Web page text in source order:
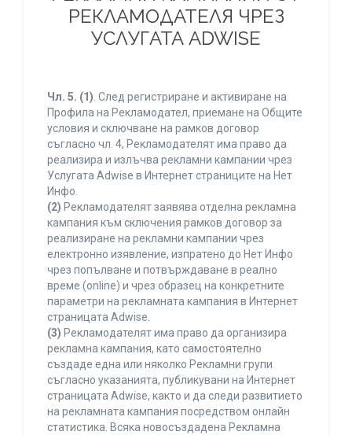
РЕКЛАМОДАТЕЛЯ ЧРЕЗ
УСЛУГАТА ADWISE
Чл. 5. (1). След регистриране и активиране на
Профила на Рекламодател, приемане на Общите
условия и сключване на рамков договор
съгласно чл. 4, Рекламодателят има право да
реализира и излъчва рекламни кампании чрез
Услугата Adwise в Интернет страниците на Нет
Инфо.
(2) Рекламодателят заявява отделна рекламна
кампания към сключения рамков договор за
реализиране на рекламни кампании чрез
електронно изявление, изпратено до Нет Инфо
чрез попълване и потвърждаване в реално
време (online) и чрез образец на конкретните
параметри на рекламната кампания в Интернет
страницата Adwise.
(3) Рекламодателят има право да организира
рекламна кампания, като самостоятелно
създаде една или няколко Рекламни групи
съгласно указанията, публикувани на Интернет
страницата Adwise, както и да следи развитието
на рекламната кампания посредством онлайн
статистика. Всяка новосъздадена Рекламна